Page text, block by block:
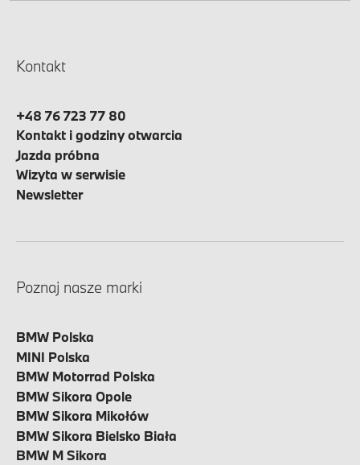
Kontakt
+48 76 723 77 80
Kontakt i godziny otwarcia
Jazda próbna
Wizyta w serwisie
Newsletter
Poznaj nasze marki
BMW Polska
MINI Polska
BMW Motorrad Polska
BMW Sikora Opole
BMW Sikora Mikołów
BMW Sikora Bielsko Biała
BMW M Sikora